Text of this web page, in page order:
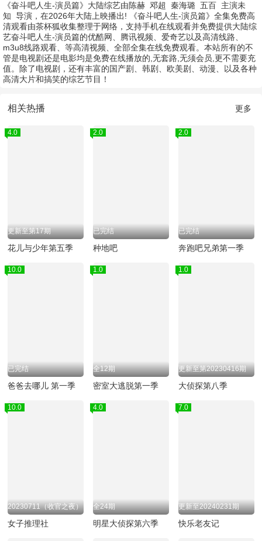
《奋斗吧人生-演员篇》大陆综艺由陈赫 邓超 秦海璐 五百 主演未
知 导演，在2026年大陆上映播出! 《奋斗吧人生-演员篇》全集免费高
清观看由茶杯狐收集整理于网络，支持手机在线观看并免费提供大陆综
艺奋斗吧人生-演员篇的优酷网、腾讯视频、爱奇艺以及高清线路、
m3u8线路观看、等高清视频、全部全集在线免费观看。本站所有的不
管是电视剧还是电影均是免费在线播放的,无套路,无须会员,更不需要充
值。除了电视剧，还有丰富的国产剧、韩剧、欧美剧、动漫、以及各种
高清大片和搞笑的综艺节目！
相关热播 更多
4.0
更新至第17期
花儿与少年第五季
2.0
已完结
种地吧
2.0
已完结
奔跑吧兄弟第一季
10.0
已完结
爸爸去哪儿 第一季
1.0
全12期
密室大逃脱第一季
1.0
更新至第20230416期
大侦探第八季
10.0
20230711（收官之夜）
女子推理社
4.0
全24期
明星大侦探第六季
7.0
更新至20240231期
快乐老友记